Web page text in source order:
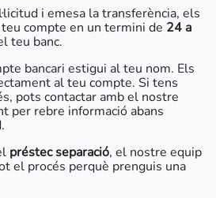
i emesa la transferència, els
compte en un termini de 24 a
teu banc.
bancari estigui al teu nom. Els
al teu compte. Si tens
pots contactar amb el nostre
per rebre informació abans
préstec separació, el nostre equip
el procés perquè prenguis una